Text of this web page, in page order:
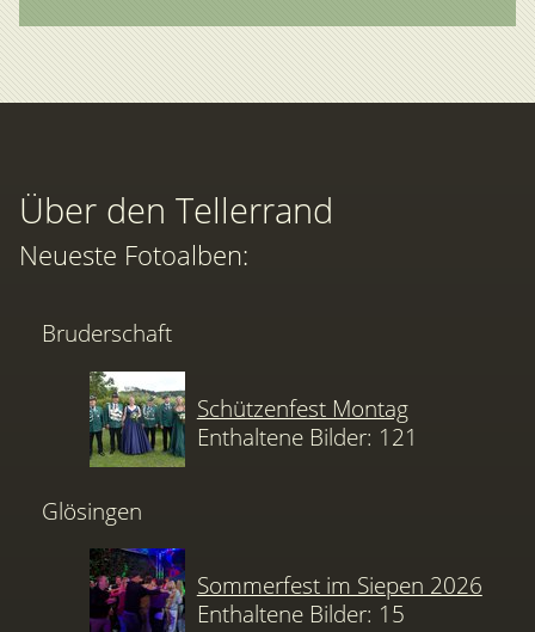
Über den Tellerrand
Neueste Fotoalben:
Bruderschaft
Schützenfest Montag
Enthaltene Bilder: 121
Glösingen
Sommerfest im Siepen 2026
Enthaltene Bilder: 15